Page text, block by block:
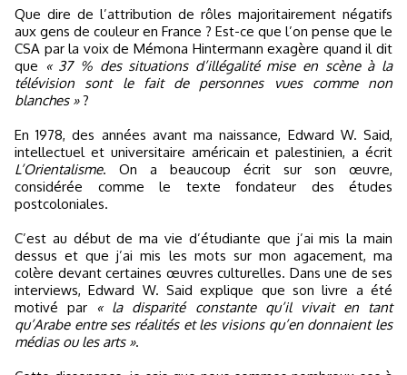
Que dire de l’attribution de rôles majoritairement négatifs
aux gens de couleur en France ? Est-ce que l’on pense que le
CSA par la voix de Mémona Hintermann exagère quand il dit
que « 37 % des situations d’illégalité mise en scène à la
télévision sont le fait de personnes vues comme non
blanches » ?
En 1978, des années avant ma naissance, Edward W. Said,
intellectuel et universitaire américain et palestinien, a écrit
L’Orientalisme. On a beaucoup écrit sur son œuvre,
considérée comme le texte fondateur des études
postcoloniales.
C’est au début de ma vie d’étudiante que j’ai mis la main
dessus et que j’ai mis les mots sur mon agacement, ma
colère devant certaines œuvres culturelles. Dans une de ses
interviews, Edward W. Said explique que son livre a été
motivé par « la disparité constante qu’il vivait en tant
qu’Arabe entre ses réalités et les visions qu’en donnaient les
médias ou les arts ».